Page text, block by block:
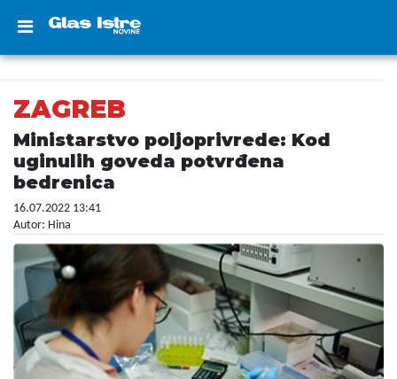
ZAGREB
Ministarstvo poljoprivrede: Kod
uginulih goveda potvrđena
bedrenica
16.07.2022 13:41
Autor: Hina